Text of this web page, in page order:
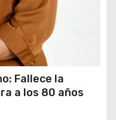
Fallece la
a los 80 años